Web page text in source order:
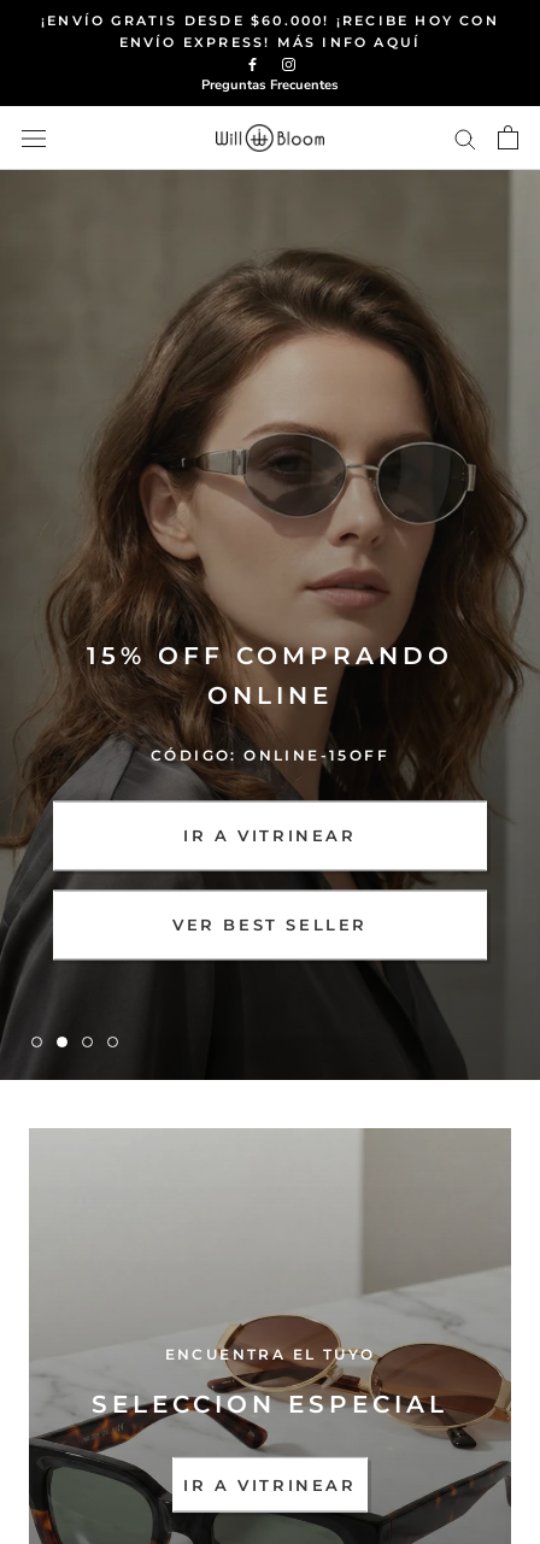
Saltar¡ENVÍO GRATIS DESDE $60.000! ¡RECIBE HOY CON
ENVÍO EXPRESS! MÁS INFO AQUÍ
Preguntas Frecuentes
15% OFF COMPRANDO
ONLINE
CÓDIGO: ONLINE-15OFF
IR A VITRINEAR
VER BEST SELLER
ENCUENTRA EL TUYO
SELECCION ESPECIAL
IR A VITRINEAR